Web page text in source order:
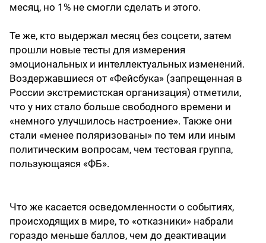
месяц, но 1% не смогли сделать и этого.
Те же, кто выдержал месяц без соцсети, затем
прошли новые тесты для измерения
эмоциональных и интеллектуальных изменений.
Воздержавшиеся от «Фейсбука» (запрещенная в
России экстремистская организация) отметили,
что у них стало больше свободного времени и
«немного улучшилось настроение». Также они
стали «менее поляризованы» по тем или иным
политическим вопросам, чем тестовая группа,
пользующаяся «ФБ».
Что же касается осведомленности о событиях,
происходящих в мире, то «отказники» набрали
гораздо меньше баллов, чем до деактивации